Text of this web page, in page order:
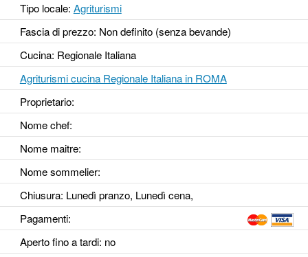
Tipo locale: Agriturismi
Fascia di prezzo: Non definito (senza bevande)
Cucina: Regionale Italiana
Agriturismi cucina Regionale Italiana in ROMA
Proprietario:
Nome chef:
Nome maitre:
Nome sommelier:
Chiusura: Lunedì pranzo, Lunedì cena,
Pagamenti:
Aperto fino a tardi: no